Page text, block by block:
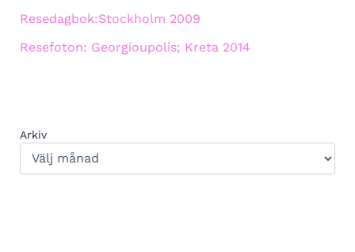
Resedagbok:Stockholm 2009
Resefoton: Georgioupolis; Kreta 2014
Arkiv